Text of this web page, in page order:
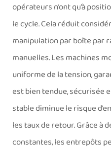
opérateurs n’ont qu’à
le cycle. Cela réduit
manipulation par boîte par
manuelles. Les machines
uniforme de la tension,
est bien tendue, sécurisée
stable diminue le risque
les taux de retour. Grâce à
constantes, les entrepôts